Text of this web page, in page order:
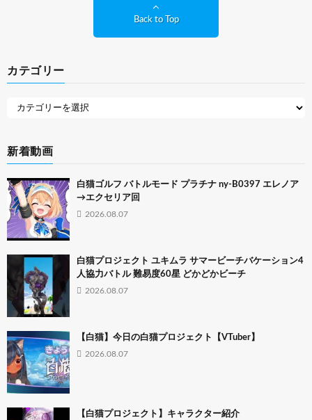
Back to Top
カテゴリー
新着動画
白猫ゴルフ バトルモード プラチナ ny-B0397 エレノア
→エクセリア回
2026.08.07
白猫プロジェクト ユキムラ サマービーチバケーション4
人協力バトル 難易度60星 どかどかビーチ
2026.08.07
【白猫】今日の白猫プロジェクト【VTuber】
2026.08.07
【白猫プロジェクト】キャラクター紹介